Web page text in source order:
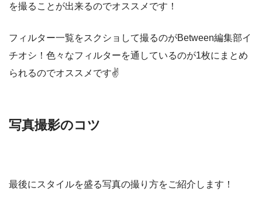
を撮ることが出来るのでオススメです！
フィルター一覧をスクショして撮るのがBetween編集部イ
チオシ！色々なフィルターを通しているのが1枚にまとめ
られるのでオススメです✌️
写真撮影のコツ
最後にスタイルを盛る写真の撮り方をご紹介します！